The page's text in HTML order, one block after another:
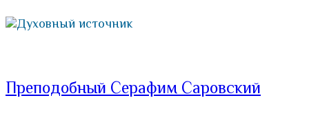
Духовный источник
Преподобный Серафим Саровский